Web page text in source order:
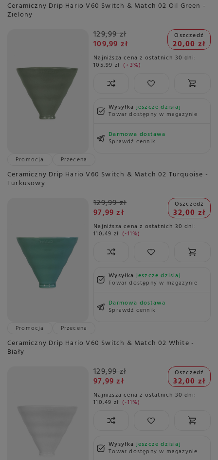
Ceramiczny Drip Hario V60 Switch & Match 02 Oil Green -
Zielony
129,99 zł
109,99 zł
Oszczedź
20,00 zł
Najniższa cena z ostatnich 30 dni:
105,99 zł +3%
Wysyłkajeszcze dzisiaj
Towar dostępny w magazynie
Darmowa dostawa
Sprawdź cennik
Promocja
Przecena
Ceramiczny Drip Hario V60 Switch & Match 02 Turquoise -
Turkusowy
129,99 zł
97,99 zł
Oszczedź
32,00 zł
Najniższa cena z ostatnich 30 dni:
110,49 zł -11%
Wysyłkajeszcze dzisiaj
Towar dostępny w magazynie
Darmowa dostawa
Sprawdź cennik
Promocja
Przecena
Ceramiczny Drip Hario V60 Switch & Match 02 White -
Biały
129,99 zł
97,99 zł
Oszczedź
32,00 zł
Najniższa cena z ostatnich 30 dni:
110,49 zł -11%
Wysyłkajeszcze dzisiaj
Towar dostępny w magazynie